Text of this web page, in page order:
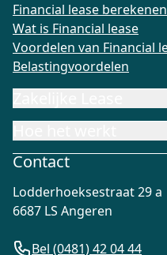
Financial lease berekenen
Wat is Financial lease
Voordelen van Financial
Belastingvoordelen
Contact
Lodderhoeksestraat 29 a
6687 LS Angeren
Bel (0481) 42 04 44